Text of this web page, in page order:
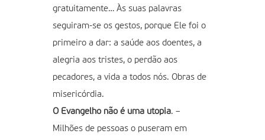
gratuitamente… Às suas palavras
seguiram-se os gestos, porque Ele foi o
primeiro a dar: a saúde aos doentes, a
alegria aos tristes, o perdão aos
pecadores, a vida a todos nós. Obras de
misericórdia.
O Evangelho não é uma utopia. –
Milhões de pessoas o puseram em